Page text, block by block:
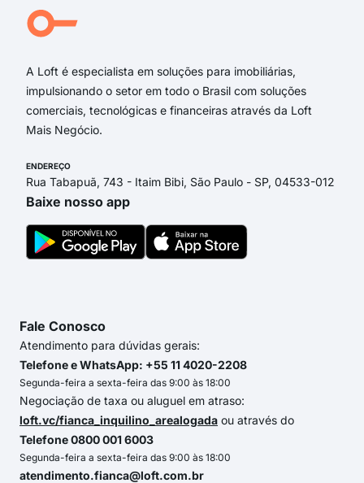
A Loft é especialista em soluções para imobiliárias,
impulsionando o setor em todo o Brasil com soluções
comerciais, tecnológicas e financeiras através da Loft
Mais Negócio.
ENDEREÇO
Rua Tabapuã, 743 - Itaim Bibi, São Paulo - SP, 04533-012
Baixe nosso app
Fale Conosco
Atendimento para dúvidas gerais:
Telefone e WhatsApp: +55 11 4020-2208
Segunda-feira a sexta-feira das 9:00 às 18:00
Negociação de taxa ou aluguel em atraso:
loft.vc/fianca_inquilino_arealogada ou através do
Telefone 0800 001 6003
Segunda-feira a sexta-feira das 9:00 às 18:00
atendimento.fianca@loft.com.br